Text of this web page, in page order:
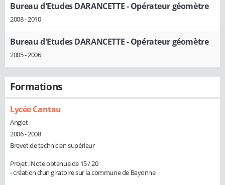
Bureau d'Etudes DARANCETTE- Opérateur géomètre
2008 - 2010
Bureau d'Etudes DARANCETTE- Opérateur géomètre
2005 - 2006
Formations
Lycée Cantau
Anglet
2006 - 2008
Brevet de technicien supérieur
Projet : Note obtenue de 15 / 20
- création d’un giratoire sur la commune de Bayonne